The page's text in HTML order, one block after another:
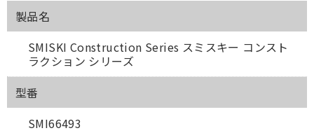
製品名
SMISKI Construction Series スミスキー コンスト
ラクション シリーズ
型番
SMI66493